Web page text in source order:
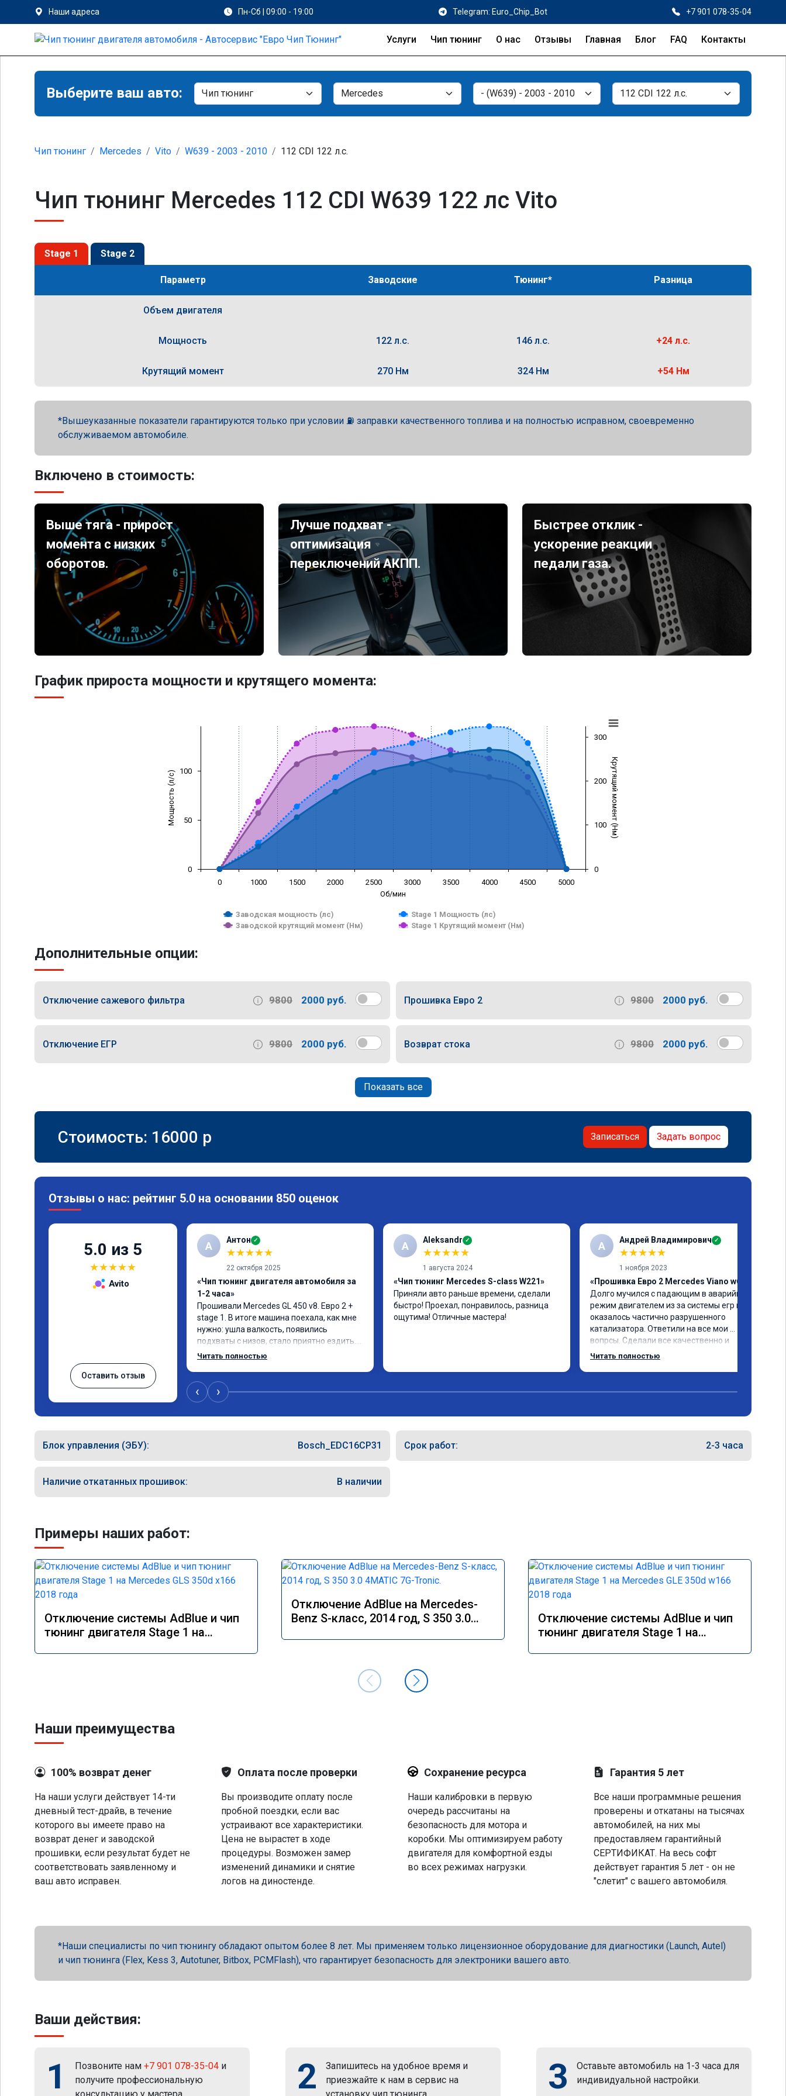
Наши адреса Пн-Сб | 09:00 - 19:00 Telegram: Euro_Chip_Bot +7 901 078-35-04
Услуги Чип тюнинг О нас Отзывы Главная Блог FAQ Контакты
Выберите ваш авто:
Чип тюнинг Mercedes Vito W639 - 2003 - 2010 112 CDI 122 л.с.
Чип тюнинг Mercedes 112 CDI W639 122 лс Vito
Stage 1 Stage 2
Параметр Заводские Тюнинг* Разница
Объем двигателя
Мощность 122 л.с. 146 л.с. +24 л.с.
Крутящий момент 270 Нм 324 Нм +54 Нм
Вышеуказанные показатели гарантируются только при условии ⛽ заправки качественного топлива и на полностью исправном, своевременно
обслуживаемом автомобиле.
Включено в стоимость:
Выше тяга - прирост
момента с низких
оборотов.
Лучше подхват -
оптимизация
переключений АКПП.
Быстрее отклик -
ускорение реакции
педали газа.
График прироста мощности и крутящего момента:
Об/мин
Мощность (л/с) Крутящий момент (Нм)
Заводская мощность (лс)
Stage 1 Мощность (лс)
Заводской крутящий момент (Нм)
Stage 1 Крутящий момент (Нм)
0 1000 1500 2000 2500 3000 3500 4000 4500 5000
0
50
100
0
100
200
300
Дополнительные опции:
Отключение сажевого фильтра 9800 2000 руб. Прошивка Евро 2 9800 2000 руб.
Отключение ЕГР 9800 2000 руб. Возврат стока 9800 2000 руб.
Показать все
Стоимость: 16000 p Записаться Задать вопрос
Отзывы о нас: рейтинг 5.0 на основании 850 оценок
5.0 из 5
★★★★★
Avito
Оставить отзыв
А Антон ✓
★★★★★
22 октября 2025
«Чип тюнинг двигателя автомобиля за
1-2 часа»
Прошивали Mercedes GL 450 v8. Евро 2 +
stage 1. В итоге машина поехала, как мне
нужно: ушла валкость, появились
подхваты с низов, стало приятно ездить.
Одни из лучших трат, в авто! 🔥
Читать полностью
A Aleksandr ✓
★★★★★
1 августа 2024
«Чип тюнинг Mercedes S-class W221»
Приняли авто раньше времени, сделали
быстро! Проехал, понравилось, разница
ощутима! Отличные мастера!
А Андрей Владимирович ✓
★★★★★
1 ноября 2023
«Прошивка Евро 2 Mercedes Viano w639»
Долго мучился с падающим в аварийный
режим двигателем из за системы егр и как
оказалось частично разрушенного
катализатора. Ответили на все мои
вопрсы. Сделали все качественно и
несмотря на конец рабочего дня
Читать полностью
‹ ›
Блок управления (ЭБУ): Bosch_EDC16CP31 Срок работ: 2-3 часа
Наличие откатанных прошивок: В наличии
Примеры наших работ:
Отключение системы AdBlue и чип
тюнинг двигателя Stage 1 на
Отключение AdBlue на Mercedes-
Benz S-класс, 2014 год, S 350 3.0
Отключение системы AdBlue и чип
тюнинг двигателя Stage 1 на
Наши преимущества
100% возврат денег
На наши услуги действует 14-ти
дневный тест-драйв, в течение
которого вы имеете право на
возврат денег и заводской
прошивки, если результат будет не
соответствовать заявленному и
ваш авто исправен.
Оплата после проверки
Вы производите оплату после
пробной поездки, если вас
устраивают все характеристики.
Цена не вырастет в ходе
процедуры. Возможен замер
изменений динамики и снятие
логов на диностенде.
Сохранение ресурса
Наши калибровки в первую
очередь рассчитаны на
безопасность для мотора и
коробки. Мы оптимизируем работу
двигателя для комфортной езды
во всех режимах нагрузки.
Гарантия 5 лет
Все наши программные решения
проверены и откатаны на тысячах
автомобилей, на них мы
предоставляем гарантийный
СЕРТИФИКАТ. На весь софт
действует гарантия 5 лет - он не
"слетит" с вашего автомобиля.
Наши специалисты по чип тюнингу обладают опытом более 8 лет. Мы применяем только лицензионное оборудование для диагностики (Launch, Autel)
и чип тюнинга (Flex, Kess 3, Autotuner, Bitbox, PCMFlash), что гарантирует безопасность для электроники вашего авто.
Ваши действия:
1 Позвоните нам +7 901 078-35-04 и
получите профессиональную
2
Запишитесь на удобное время и
приезжайте к нам в сервис на
3
Оставьте автомобиль на 1-3 часа для
индивидуальной настройки.